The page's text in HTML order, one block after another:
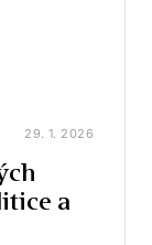
29. 1. 2026
a